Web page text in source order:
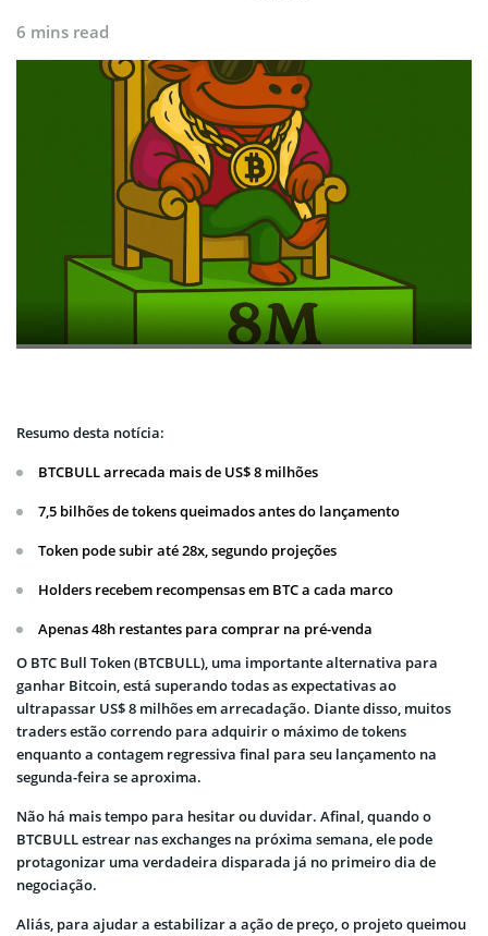
6 mins read
Resumo desta notícia:
BTCBULL arrecada mais de US$ 8 milhões
7,5 bilhões de tokens queimados antes do lançamento
Token pode subir até 28x, segundo projeções
Holders recebem recompensas em BTC a cada marco
Apenas 48h restantes para comprar na pré-venda
O BTC Bull Token (BTCBULL), uma importante alternativa para
ganhar Bitcoin, está superando todas as expectativas ao
ultrapassar US$ 8 milhões em arrecadação. Diante disso, muitos
traders estão correndo para adquirir o máximo de tokens
enquanto a contagem regressiva final para seu lançamento na
segunda-feira se aproxima.
Não há mais tempo para hesitar ou duvidar. Afinal, quando o
BTCBULL estrear nas exchanges na próxima semana, ele pode
protagonizar uma verdadeira disparada já no primeiro dia de
negociação.
Aliás, para ajudar a estabilizar a ação de preço, o projeto queimou